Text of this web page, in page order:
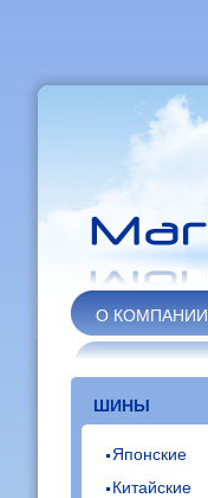
О КОМПАНИИ
ШИНЫ
Японские
Китайские